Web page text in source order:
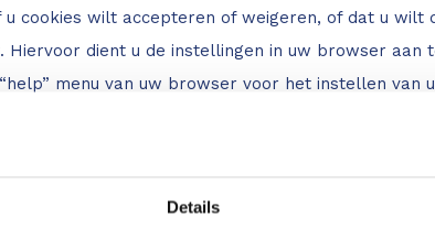
Details
u cookies wilt accepteren of weigeren, of dat u
dient u de instellingen in uw browser aan
menu van uw browser voor het instellen van
geen informatie voor andere doeleinden dan